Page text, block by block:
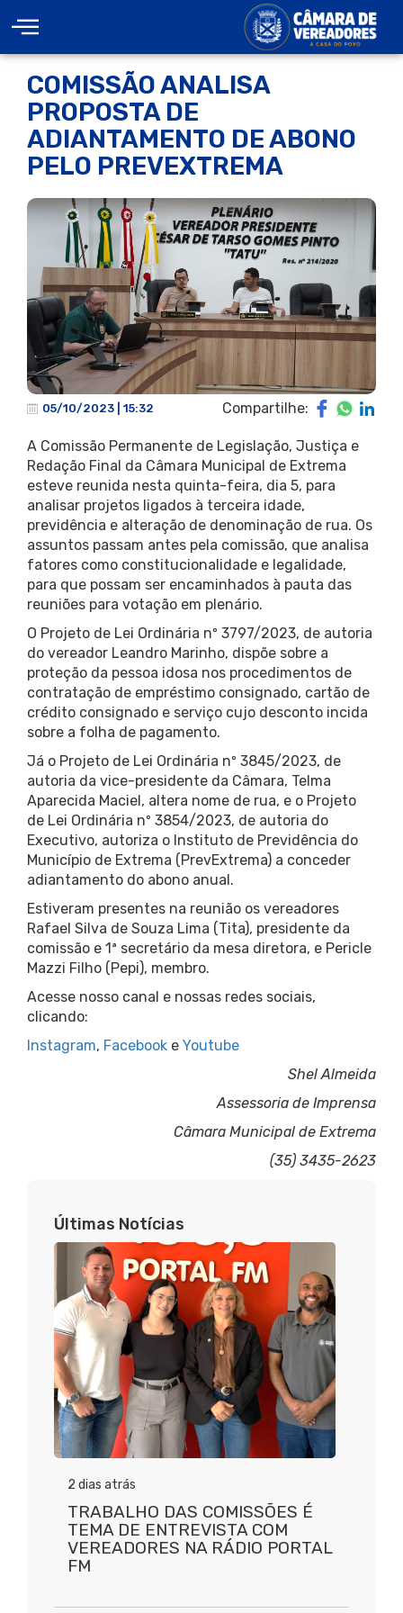
COMISSÃO ANALISA
PROPOSTA DE
ADIANTAMENTO DE ABONO
PELO PREVEXTREMA
05/10/2023 | 15:32 Compartilhe:
A Comissão Permanente de Legislação, Justiça e
Redação Final da Câmara Municipal de Extrema
esteve reunida nesta quinta-feira, dia 5, para
analisar projetos ligados à terceira idade,
previdência e alteração de denominação de rua. Os
assuntos passam antes pela comissão, que analisa
fatores como constitucionalidade e legalidade,
para que possam ser encaminhados à pauta das
reuniões para votação em plenário.
O Projeto de Lei Ordinária nº 3797/2023, de autoria
do vereador Leandro Marinho, dispõe sobre a
proteção da pessoa idosa nos procedimentos de
contratação de empréstimo consignado, cartão de
crédito consignado e serviço cujo desconto incida
sobre a folha de pagamento.
Já o Projeto de Lei Ordinária nº 3845/2023, de
autoria da vice-presidente da Câmara, Telma
Aparecida Maciel, altera nome de rua, e o Projeto
de Lei Ordinária nº 3854/2023, de autoria do
Executivo, autoriza o Instituto de Previdência do
Município de Extrema (PrevExtrema) a conceder
adiantamento do abono anual.
Estiveram presentes na reunião os vereadores
Rafael Silva de Souza Lima (Tita), presidente da
comissão e 1ª secretário da mesa diretora, e Pericle
Mazzi Filho (Pepi), membro.
Acesse nosso canal e nossas redes sociais,
clicando:
Instagram, Facebook e Youtube
Shel Almeida
Assessoria de Imprensa
Câmara Municipal de Extrema
(35) 3435-2623
Últimas Notícias
2 dias atrás
TRABALHO DAS COMISSÕES É
TEMA DE ENTREVISTA COM
VEREADORES NA RÁDIO PORTAL
FM